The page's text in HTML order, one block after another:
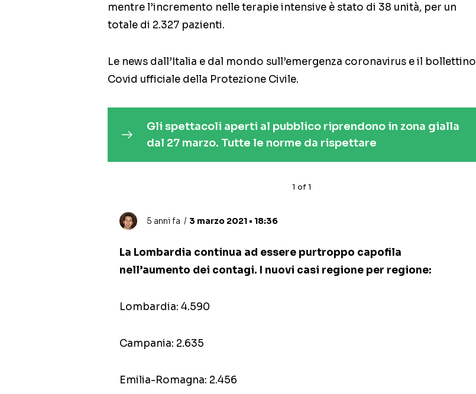
mentre l’incremento nelle terapie intensive è stato di 38 unità, per un
totale di 2.327 pazienti.
Le news dall’Italia e dal mondo sull’emergenza coronavirus e il bollettino
Covid ufficiale della Protezione Civile.
Gli spettacoli aperti al pubblico riprendono in zona gialla
dal 27 marzo. Tutte le norme da rispettare
1 of1
5 anni fa 3 marzo 2021 • 18:36
La Lombardia continua ad essere purtroppo capofila
nell’aumento dei contagi. I nuovi casi regione per regione:
Lombardia: 4.590
Campania: 2.635
Emilia-Romagna: 2.456